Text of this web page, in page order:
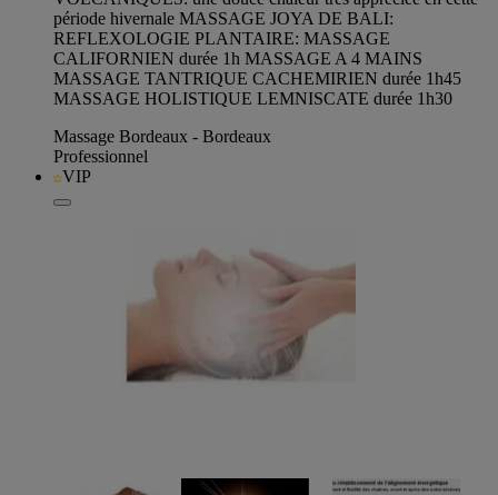
période hivernale MASSAGE JOYA DE BALI:
REFLEXOLOGIE PLANTAIRE: MASSAGE
CALIFORNIEN durée 1h MASSAGE A 4 MAINS
MASSAGE TANTRIQUE CACHEMIRIEN durée 1h45
MASSAGE HOLISTIQUE LEMNISCATE durée 1h30
Massage Bordeaux - Bordeaux
Professionnel
VIP